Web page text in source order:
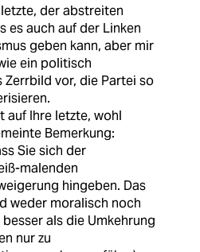
der abstreiten
es auch auf der Linken
geben kann, aber mir
ein politisch
Zerrbild vor, die Partei so
auf Ihre letzte, wohl
Bemerkung:
Sie sich der
malenden
hingeben. Das
weder moralisch noch
als die Umkehrung
nur zu